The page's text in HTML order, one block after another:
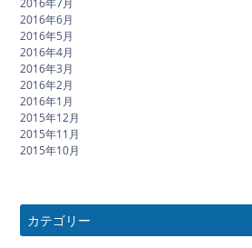
2016年7月
2016年6月
2016年5月
2016年4月
2016年3月
2016年2月
2016年1月
2015年12月
2015年11月
2015年10月
カテゴリー